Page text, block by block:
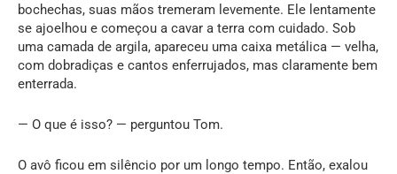
bochechas, suas mãos tremeram levemente. Ele lentamente
se ajoelhou e começou a cavar a terra com cuidado. Sob
uma camada de argila, apareceu uma caixa metálica — velha,
com dobradiças e cantos enferrujados, mas claramente bem
enterrada.
— O que é isso? — perguntou Tom.
O avô ficou em silêncio por um longo tempo. Então, exalou